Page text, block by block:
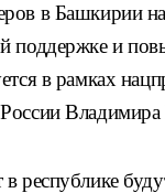
в Башкирии
поддержке и
в рамках
республике